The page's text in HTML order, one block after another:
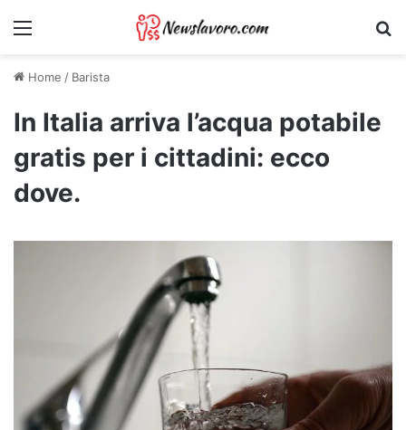
Menu
Home / Barista
In Italia arriva l’acqua potabile
gratis per i cittadini: ecco
dove.